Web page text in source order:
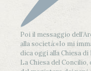
Poi il messaggio
alla società:«Io mi
dica oggi alla Chiesa
La Chiesa del